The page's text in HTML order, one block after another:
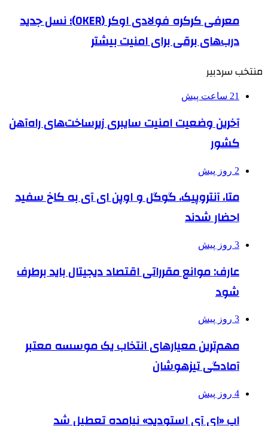
معرفی کرکره فولادی اوکر (OKER)؛ نسل جدید
درب‌های برقی برای امنیت بیشتر
منتخب سردبیر
21 ساعت پیش
آخرین وضعیت امنیت سایبری زیرساخت‌های راه‌آهن
کشور
2 روز پیش
متا، آنتروپیک، گوگل و اوپن ای آی به کاخ سفید
احضار شدند
3 روز پیش
عارف: موانع مقرراتی اقتصاد دیجیتال باید برطرف
شود
3 روز پیش
مهم‌ترین معیارهای انتخاب یک موسسه معتبر
آمادگی تیزهوشان
4 روز پیش
اپ «ای آی استودید» نیامده تعطیل شد